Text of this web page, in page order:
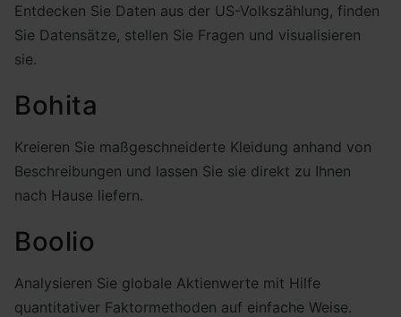
Entdecken Sie Daten aus der US-Volkszählung, finden
Sie Datensätze, stellen Sie Fragen und visualisieren
sie.
Bohita
Kreieren Sie maßgeschneiderte Kleidung anhand von
Beschreibungen und lassen Sie sie direkt zu Ihnen
nach Hause liefern.
Boolio
Analysieren Sie globale Aktienwerte mit Hilfe
quantitativer Faktormethoden auf einfache Weise.